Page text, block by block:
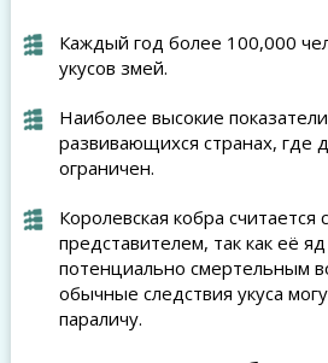
Каждый год более 100,000
укусов змей.
Наиболее высокие
развивающихся странах, где
ограничен.
Королевская кобра
представителем, так как её
потенциально смертельным
обычные следствия укуса
параличу.